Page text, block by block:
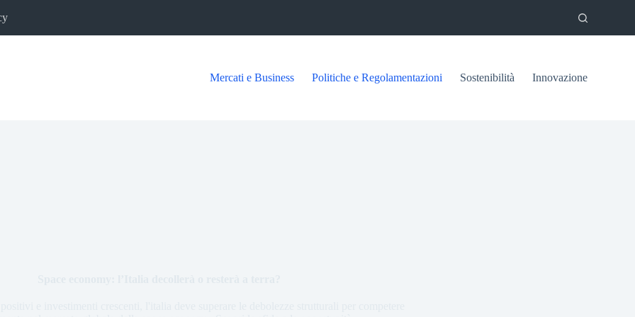
Mercati e Business Politiche e Regolamentazioni Sostenibilità Innovazione